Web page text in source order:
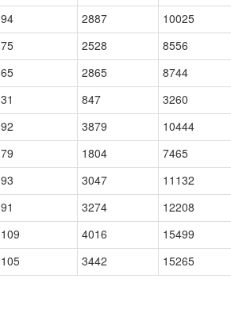
94 2887 10025
75 2528 8556
65 2865 8744
31 847 3260
92 3879 10444
79 1804 7465
93 3047 11132
91 3274 12208
109 4016 15499
105 3442 15265